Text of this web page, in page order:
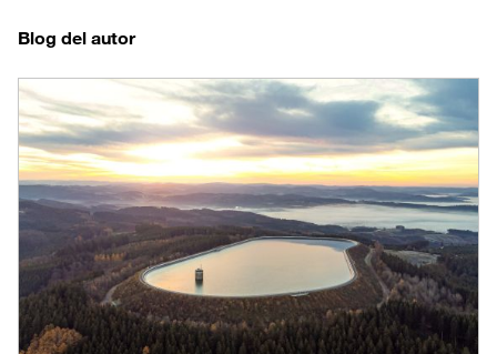
Blog del autor